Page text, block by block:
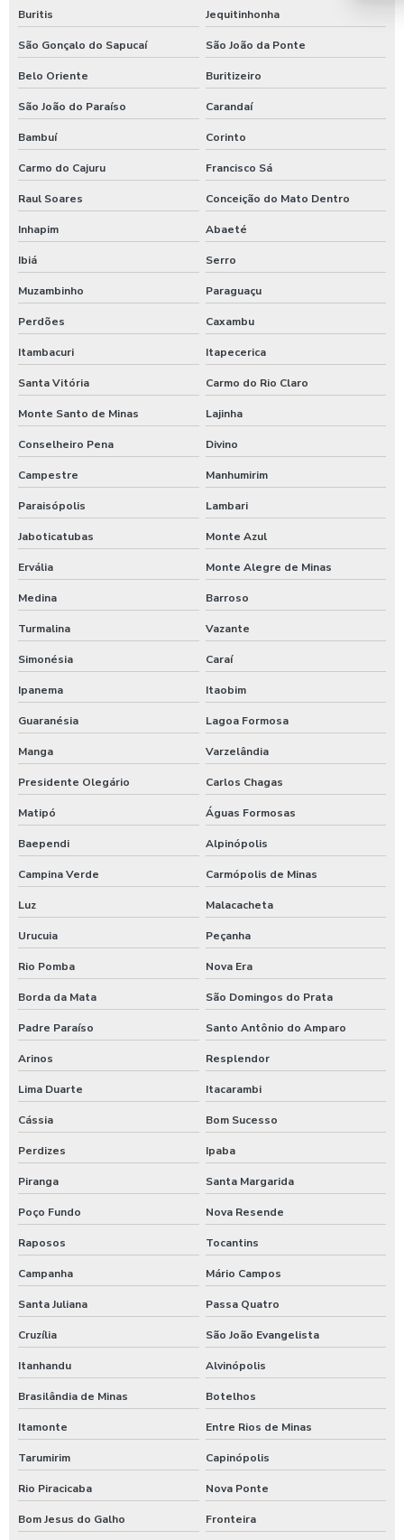
Timer para ducha de praia
Valor para higienização automotiva
Buritis Jequitinhonha
São Gonçalo do Sapucaí São João da Ponte
Belo Oriente Buritizeiro
São João do Paraíso Carandaí
Bambuí Corinto
Carmo do Cajuru Francisco Sá
Raul Soares Conceição do Mato Dentro
Inhapim Abaeté
Ibiá Serro
Muzambinho Paraguaçu
Perdões Caxambu
Itambacuri Itapecerica
Santa Vitória Carmo do Rio Claro
Monte Santo de Minas Lajinha
Conselheiro Pena Divino
Campestre Manhumirim
Paraisópolis Lambari
Jaboticatubas Monte Azul
Ervália Monte Alegre de Minas
Medina Barroso
Turmalina Vazante
Simonésia Caraí
Ipanema Itaobim
Guaranésia Lagoa Formosa
Manga Varzelândia
Presidente Olegário Carlos Chagas
Matipó Águas Formosas
Baependi Alpinópolis
Campina Verde Carmópolis de Minas
Luz Malacacheta
Urucuia Peçanha
Rio Pomba Nova Era
Borda da Mata São Domingos do Prata
Padre Paraíso Santo Antônio do Amparo
Arinos Resplendor
Lima Duarte Itacarambi
Cássia Bom Sucesso
Perdizes Ipaba
Piranga Santa Margarida
Poço Fundo Nova Resende
Raposos Tocantins
Campanha Mário Campos
Santa Juliana Passa Quatro
Cruzília São João Evangelista
Itanhandu Alvinópolis
Brasilândia de Minas Botelhos
Itamonte Entre Rios de Minas
Tarumirim Capinópolis
Rio Piracicaba Nova Ponte
Bom Jesus do Galho Fronteira